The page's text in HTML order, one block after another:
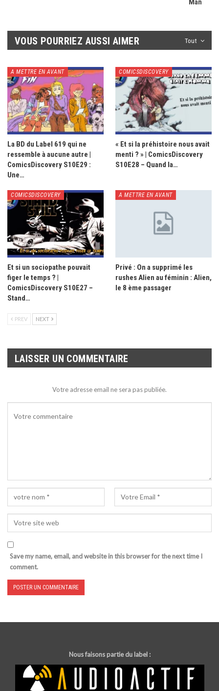
Man
Tout
VOUS POURRIEZ AUSSI AIMER
A METTRE EN AVANT
La BD du Label 619 qui ne
ressemble à aucune autre |
ComicsDiscovery S10E29 :
Une…
COMICSDISCOVERY
« Et si la préhistoire nous avait
menti ? » | ComicsDiscovery
S10E28 – Quand la…
COMICSDISCOVERY
Et si un sociopathe pouvait
figer le temps ? |
ComicsDiscovery S10E27 –
Stand…
A METTRE EN AVANT
Privé : On a supprimé les
rushes Alien au féminin : Alien,
le 8 ème passager
PREV NEXT
LAISSER UN COMMENTAIRE
Votre adresse email ne sera pas publiée.
Save my name, email, and website in this browser for the next time I
comment.
Nous faisons partie du label :